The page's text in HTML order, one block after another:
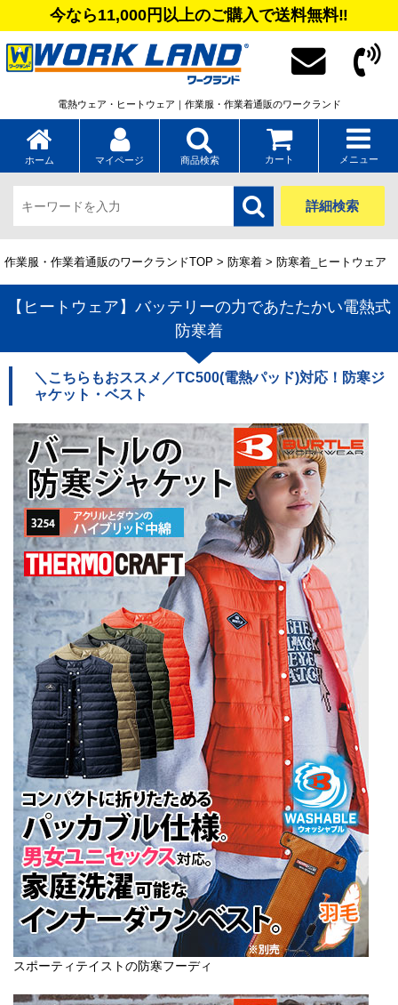
今なら11,000円以上のご購入で送料無料‼
電熱ウェア・ヒートウェア｜作業服・作業着通販のワークランド
ホーム マイページ 商品検索 カート メニュー
詳細検索
作業服・作業着通販のワークランドTOP > 防寒着 > 防寒着_ヒートウェア
【ヒートウェア】バッテリーの力であたたかい電熱式
防寒着
＼こちらもおススメ／TC500(電熱パッド)対応！防寒ジ
ャケット・ベスト
スポーティテイストの防寒フーディ